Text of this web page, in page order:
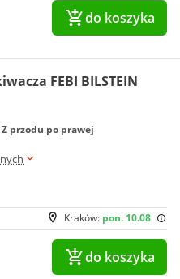
do koszyka
FEBI BILSTEIN
Z przodu po prawej
Kraków: pon. 10.08
do koszyka